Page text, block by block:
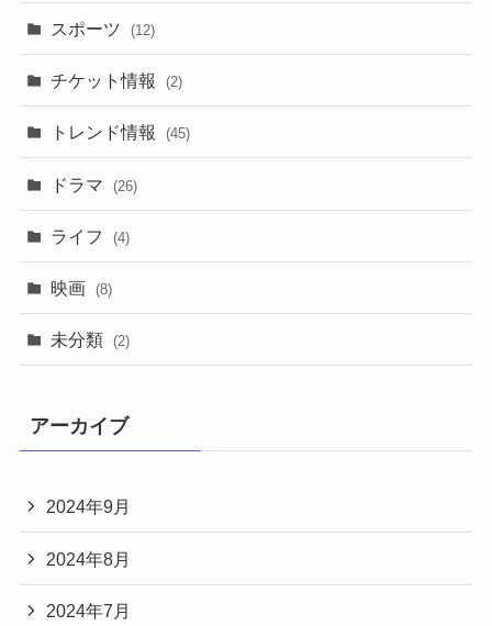
スポーツ (12)
チケット情報 (2)
トレンド情報 (45)
ドラマ (26)
ライフ (4)
映画 (8)
未分類 (2)
アーカイブ
2024年9月
2024年8月
2024年7月